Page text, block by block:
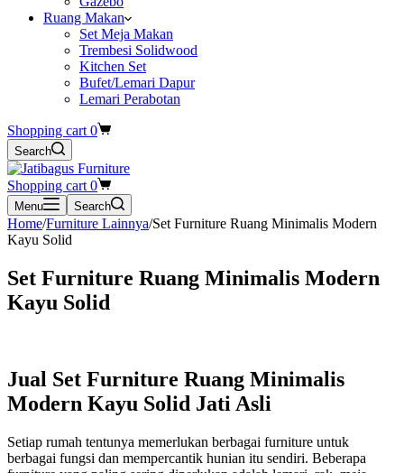
Ruang Makan
Set Meja Makan
Trembesi Solidwood
Kitchen Set
Bufet/Lemari Dapur
Lemari Perabotan
Shopping cart 0
Search
Shopping cart 0
Menu Search
Home/Furniture Lainnya/Set Furniture Ruang Minimalis Modern
Kayu Solid
Set Furniture Ruang Minimalis Modern
Kayu Solid
Jual Set Furniture Ruang Minimalis
Modern Kayu Solid Jati Asli
Setiap rumah tentunya memerlukan berbagai furniture untuk
berbagai fungsi dan mempercantik hunian itu sendiri. Beberapa